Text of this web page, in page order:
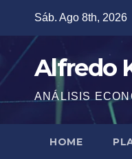
contenido
Sáb. Ago 8th, 2026
Alfredo
ANÁLISIS
HOME